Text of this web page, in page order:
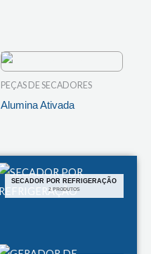
PEÇAS DE SECADORES
Alumina Ativada
SECADOR POR REFRIGERAÇÃO
2 PRODUTOS